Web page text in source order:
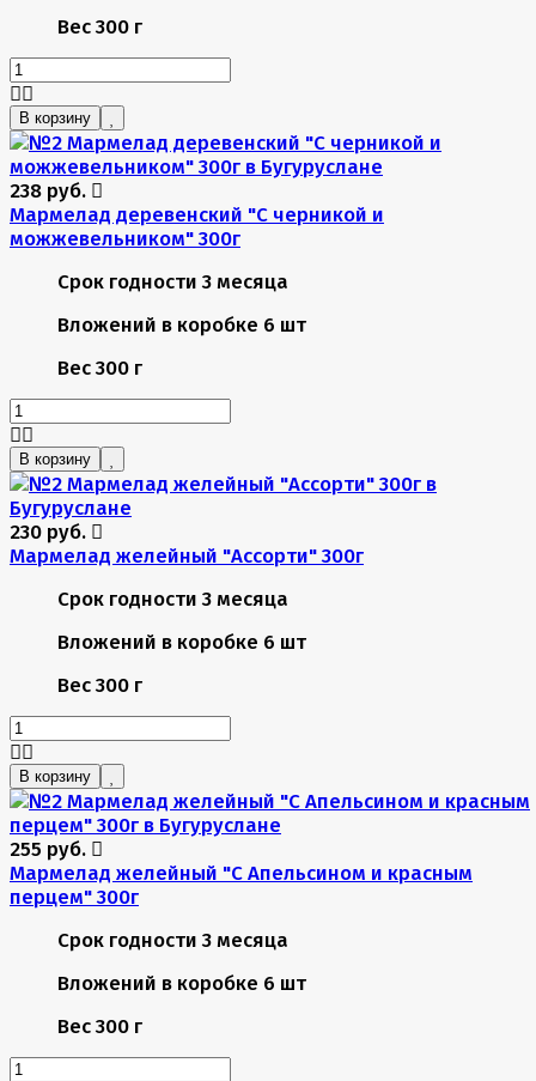
Вес 300 г
В корзину
238 руб.
Мармелад деревенский "С черникой и
можжевельником" 300г
Срок годности 3 месяца
Вложений в коробке 6 шт
Вес 300 г
В корзину
230 руб.
Мармелад желейный "Ассорти" 300г
Срок годности 3 месяца
Вложений в коробке 6 шт
Вес 300 г
В корзину
255 руб.
Мармелад желейный "С Апельсином и красным
перцем" 300г
Срок годности 3 месяца
Вложений в коробке 6 шт
Вес 300 г